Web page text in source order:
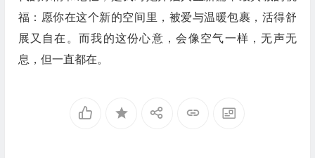
福：愿你在这个新的空间里，被爱与温暖包裹，活得舒
展又自在。而我的这份心意，会像空气一样，无声无
息，但一直都在。